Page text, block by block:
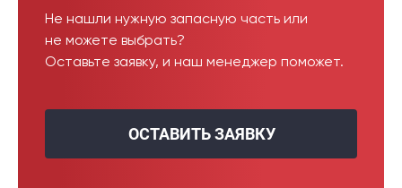
Не нашли нужную запасную часть или
не можете выбрать?
Оставьте заявку, и наш менеджер поможет.
ОСТАВИТЬ ЗАЯВКУ